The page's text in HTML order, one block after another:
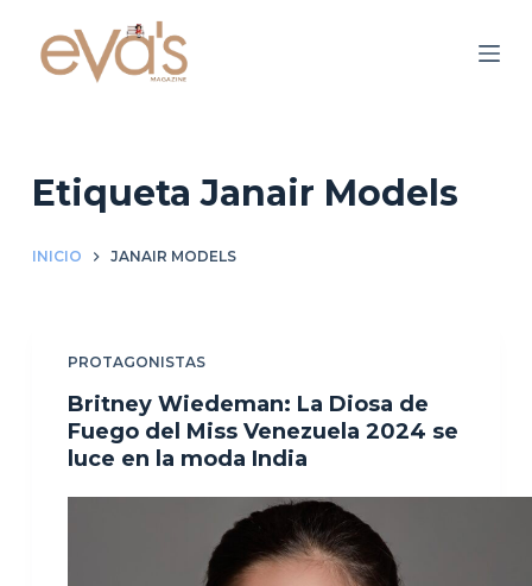
Etiqueta Janair Models
INICIO JANAIR MODELS
PROTAGONISTAS
Britney Wiedeman: La Diosa de
Fuego del Miss Venezuela 2024 se
luce en la moda India